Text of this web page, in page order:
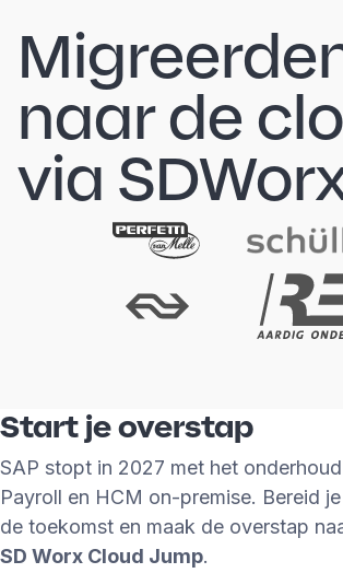
naar de
via
Start je overstap
SAP stopt in 2027 met het
Payroll en HCM on-premise. Bereid
de toekomst en maak de overstap
SD Worx Cloud Jump.